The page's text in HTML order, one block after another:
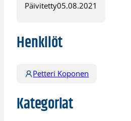
Päivitetty05.08.2021
Henkilöt
Petteri Koponen
Kategoriat